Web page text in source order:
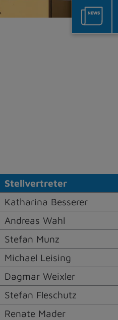
Stellvertreter
Katharina Besserer
Andreas Wahl
Stefan Munz
Michael Leising
Dagmar Weixler
Stefan Fleschutz
Renate Mader